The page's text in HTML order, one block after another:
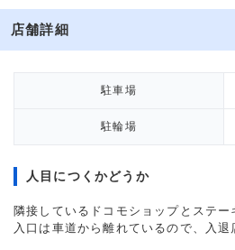
店舗詳細
駐車場
駐輪場
人目につくかどうか
隣接しているドコモショップとステー
入口は車道から離れているので、入退